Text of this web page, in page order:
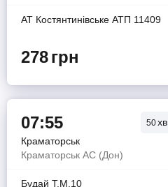
АТ Костянтинiвське АТП 11409
278грн
07:55 50хв
Краматорськ
Краматорськ АС (Дон)
Будай Т.М.10